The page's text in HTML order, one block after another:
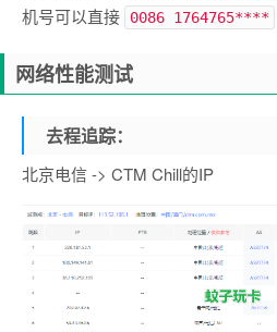
机号可以直接
0086 1764765****
网络性能测试
去程追踪：
北京电信 -> CTM Chill的IP